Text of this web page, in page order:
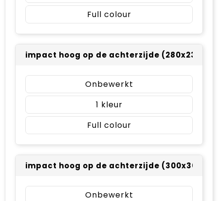
Full colour
impact hoog op de achterzijde
Onbewerkt
1
Full colour
impact hoog op de achterzijde
Onbewerkt